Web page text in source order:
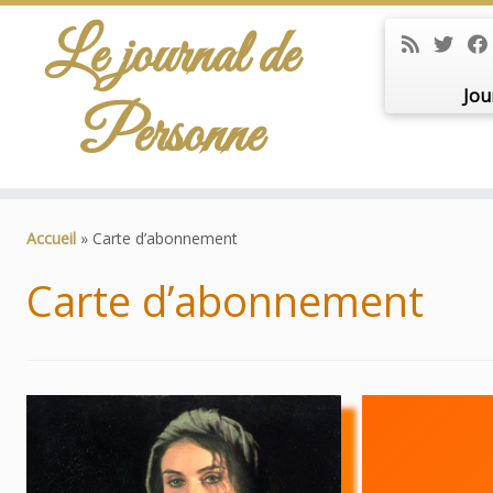
Le journal de
Personne
Accueil » Carte d’abonnement
Carte d’abonnement